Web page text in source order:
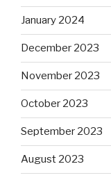
January 2024
December 2023
November 2023
October 2023
September 2023
August 2023